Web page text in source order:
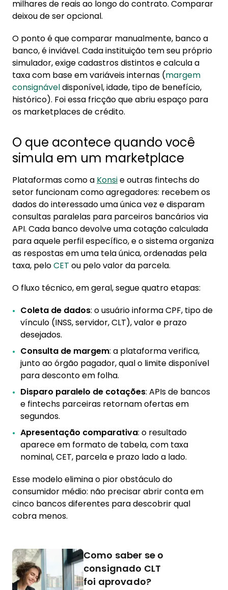
milhares de reais ao longo do contrato. Comparar
deixou de ser opcional.
O ponto é que comparar manualmente, banco a
banco, é inviável. Cada instituição tem seu próprio
simulador, exige cadastros distintos e calcula a
taxa com base em variáveis internas (margem
consignáveldisponível, idade, tipo de benefício,
histórico). Foi essa fricção que abriu espaço para
os marketplaces de crédito.
O que acontece quando você
simula em um marketplace
Plataformas como a Konsie outras fintechs do
setor funcionam como agregadores: recebem os
dados do interessado uma única vez e disparam
consultas paralelas para parceiros bancários via
API. Cada banco devolve uma cotação calculada
para aquele perfil específico, e o sistema organiza
as respostas em uma tela única, ordenadas pela
taxa, peloCET ou pelo valor da parcela.
O fluxo técnico, em geral, segue quatro etapas:
Coleta de dados: o usuário informa CPF, tipo de
vínculo (INSS, servidor, CLT), valor e prazo
desejados.
Consulta de margem: a plataforma verifica,
junto ao órgão pagador, qual o limite disponível
para desconto em folha.
Disparo paralelo de cotações: APIs de bancos
e fintechs parceiras retornam ofertas em
segundos.
Apresentação comparativa: o resultado
aparece em formato de tabela, com taxa
nominal, CET, parcela e prazo lado a lado.
Esse modelo elimina o pior obstáculo do
consumidor médio: não precisar abrir conta em
cinco bancos diferentes para descobrir qual
cobra menos.
Como saber se o
consignado CLT
foi aprovado?